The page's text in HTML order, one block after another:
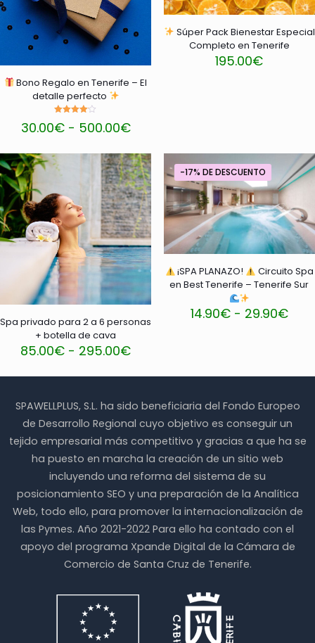
pueden
elegir
en
la
página
de
producto
pueden
elegir
en
la
página
Bono Regalo en Tenerife – El
detalle perfecto
con
30.00€ - 500.00€Rango
precios:
desde
30.00€
hasta
500.00€
Súper Pack Bienestar Especial
Completo en Tenerife
195.00€
se
pueden
elegir
en
la
página
de
producto
Spa privado para 2 a 6 personas
+ botella de cava
85.00€ - 295.00€Rango
precios:
85.00€
hasta
295.00€
múltiples
variantes.
opciones
se
pueden
elegir
en
la
página
de
producto
-17% DE DESCUENTO
¡SPA PLANAZO!
Circuito Spa
en Best Tenerife – Tenerife Sur
14.90€ - 29.90€
opciones
se
pueden
elegir
en
la
página
de
producto
SPAWELLPLUS, S.L. ha sido beneficiaria del Fondo Europeo
de Desarrollo Regional cuyo objetivo es conseguir un
tejido empresarial más competitivo y gracias a que ha se
ha puesto en marcha la creación de un sitio web
incluyendo una reforma del sistema de su
posicionamiento SEO y una preparación de la Analítica
Web, todo ello, para promover la internacionalización de
las Pymes. Año 2021-2022 Para ello ha contado con el
apoyo del programa Xpande Digital de la Cámara de
Comercio de Santa Cruz de Tenerife.